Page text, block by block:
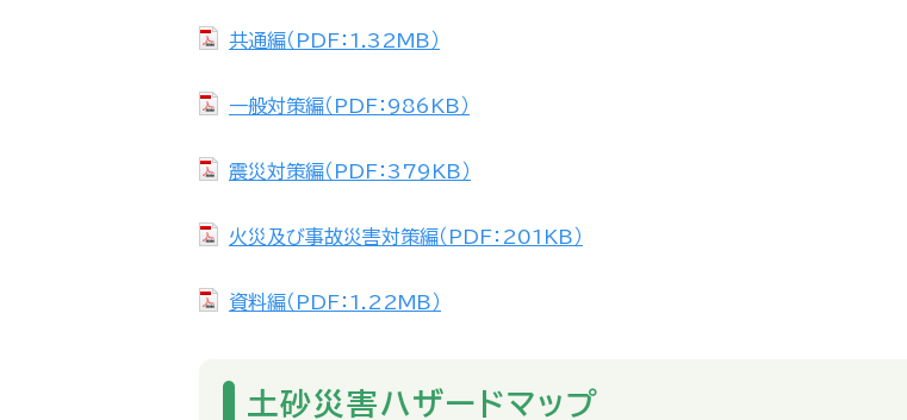
共通編（PDF：1.32MB）
一般対策編（PDF：986KB）
震災対策編（PDF：379KB）
火災及び事故災害対策編（PDF：201KB）
資料編（PDF：1.22MB）
土砂災害ハザードマップ